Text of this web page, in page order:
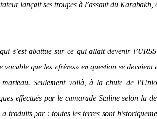
lançait ses troupes à l’assaut du
s’est abattue sur ce qui allait devenir
vocable que les «frères» en question se
Seulement voilà, à la chute de
effectués par le camarade Staline selon la
traduits par : toutes les terres sont